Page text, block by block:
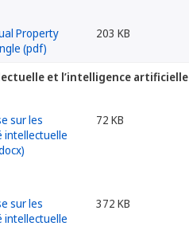
203 KB
et l’intelligence artificielle
72 KB
372 KB